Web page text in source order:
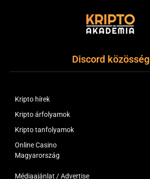
Discord közösség
Kripto hírek
Kripto árfolyamok
Kripto tanfolyamok
Online Casino
Magyarország
Médiaajánlat / Advertise